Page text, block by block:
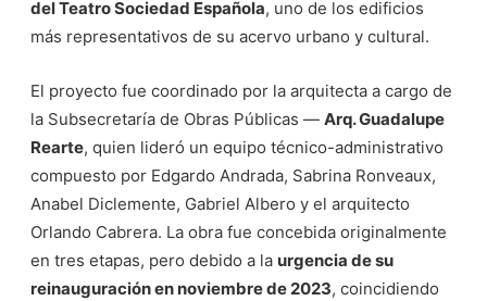
del Teatro Sociedad Española, uno de los edificios
más representativos de su acervo urbano y cultural.
El proyecto fue coordinado por la arquitecta a cargo de
la Subsecretaría de Obras Públicas — Arq. Guadalupe
Rearte, quien lideró un equipo técnico-administrativo
compuesto por Edgardo Andrada, Sabrina Ronveaux,
Anabel Diclemente, Gabriel Albero y el arquitecto
Orlando Cabrera. La obra fue concebida originalmente
en tres etapas, pero debido a la urgencia de su
reinauguración en noviembre de 2023, coincidiendo